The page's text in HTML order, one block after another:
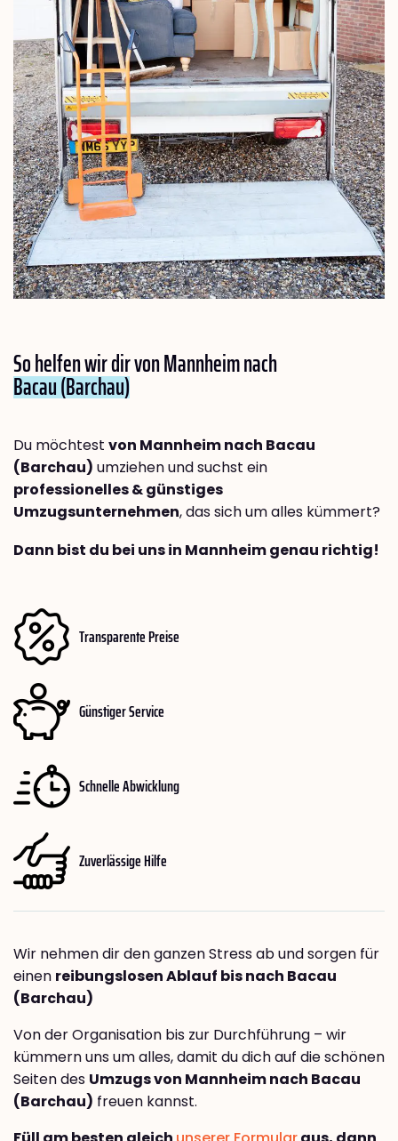
So helfen wir dir von Mannheim nach
Bacau (Barchau)
Du möchtest von Mannheim nach Bacau
(Barchau) umziehen und suchst ein
professionelles & günstiges
Umzugsunternehmen, das sich um alles kümmert?
Dann bist du bei uns in Mannheim genau richtig!
Transparente Preise
Günstiger Service
Schnelle Abwicklung
Zuverlässige Hilfe
Wir nehmen dir den ganzen Stress ab und sorgen für
einen reibungslosen Ablauf bis nach Bacau
(Barchau)
Von der Organisation bis zur Durchführung – wir
kümmern uns um alles, damit du dich auf die schönen
Seiten des Umzugs von Mannheim nach Bacau
(Barchau) freuen kannst.